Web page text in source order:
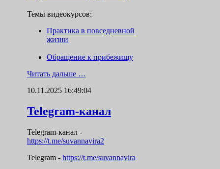
Темы видеокурсов:
Практика в повседневной
жизни
Обращение к прибежищу
Читать дальше …
10.11.2025 16:49:04
Telegram-канал
Telegram-канал -
https://t.me/suvannavira2
Telegram - https://t.me/suvannavira